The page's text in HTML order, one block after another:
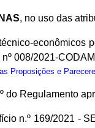
, no uso das
econômicos
008/2021-
Proposições e
do Regulamento
n.º 169/2021 -